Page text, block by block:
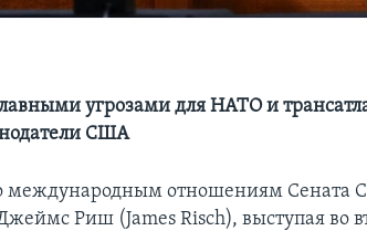
угрозами для НАТО и
США
международным отношениям Сената
Риш (James Risch), выступая во